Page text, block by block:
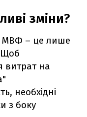
зміни?
МВФ – це лише
Щоб
витрат на
необхідні
з боку